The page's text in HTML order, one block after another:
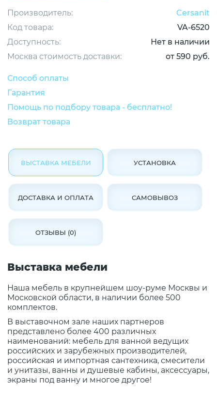
Производитель:
Cersanit
Код товара:
VA-6520
Доступность:
Нет в наличии
Москва стоимость доставки:
от 590 руб.
Способ оплаты
Гарантия
Помощь по подбору товара - бесплатно!
Возврат товара
ВЫСТАВКА МЕБЕЛИ УСТАНОВКА
ДОСТАВКА И ОПЛАТА САМОВЫВОЗ
ОТЗЫВЫ (0)
Выставка мебели
Наша мебель в крупнейшем шоу-руме Москвы и
Московской области, в наличии более 500
комплектов.
В выставочном зале наших партнеров
представлено более 400 различных
наименований: мебель для ванной ведущих
российских и зарубежных производителей,
российская и импортная сантехника, смесители
и унитазы, ванны и душевые кабины, аксессуары,
экраны под ванну и многое другое!